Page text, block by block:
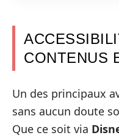
CONTENUS
Un des principaux
sans aucun doute
Que ce soit via